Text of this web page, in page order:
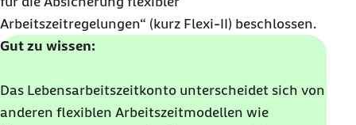
Arbeitszeitregelungen“ (kurz Flexi-II) beschlossen.
Gut zu wissen:
Das Lebensarbeitszeitkonto unterscheidet sich von
anderen flexiblen Arbeitszeitmodellen wie